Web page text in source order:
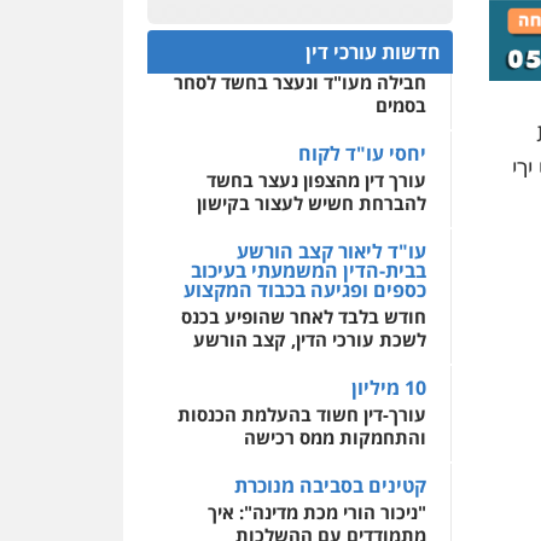
משפט פלילי פשיעה
חמורה מעצרים וחקירות
צבאי תעבורה
0544218336
עו"ד עלי סעדי
פלילי פשיעה חמורה
וייצוג בחקירות ומעצרים
עו"ד ירון גיגי
פלילי צווארון לבן מעצרים
הליכי הסגרה
0522249087
משרד עורכי דין טאי
שרקי
פלילי אסירים תעבורה
מרב"ד
0522508109
אחסון אתרים
לעורכי דין
אסירים עבירות מין
שירותים מקצועיים לעורכי
דין
0544500346
חדשות עורכי דין
חפץ חשוד
עצור בתיק ניסיון רצח קיבל
חבילה מעו"ד ונעצר בחשד לסחר
בסמים
יחסי עו"ד לקוח
עורך דין מהצפון נעצר בחשד
להברחת חשיש לעצור בקישון
עו"ד ליאור קצב הורשע
בבית-הדין המשמעתי בעיכוב
כספים ופגיעה בכבוד המקצוע
חודש בלבד לאחר שהופיע בכנס
לשכת עורכי הדין, קצב הורשע
10 מיליון
עורך-דין חשוד בהעלמת הכנסות
והתחמקות ממס רכישה
קטינים בסביבה מנוכרת
"ניכור הורי מכת מדינה": איך
מתמודדים עם ההשלכות